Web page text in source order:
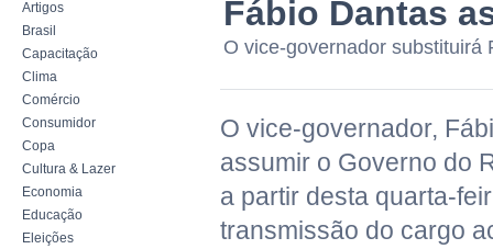
Artigos
Brasil
Capacitação
Clima
Comércio
Consumidor
Copa
Cultura & Lazer
Economia
Educação
Eleições
Fábio Dantas
O vice-governador substituirá
O vice-governador,
assumir o Governo do
a partir desta quarta-
transmissão do cargo